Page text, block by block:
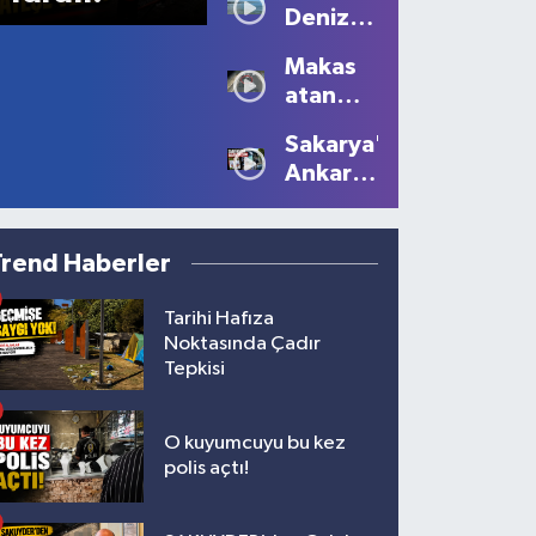
Kartpostallık
Manzaralar
Oluştu
Deniz
Tüm
Güzelliğiyle
Devam
Ediyor
Makas
atan
10 bin
lira ceza
Sakarya'dan
Ankara'ya
çağrısı
Haberler
Tarihi Hafıza
Noktasında Çadır
Tepkisi
O kuyumcuyu bu kez
polis açtı!